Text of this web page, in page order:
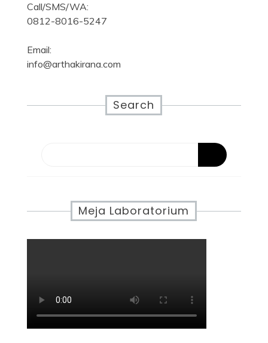
Call/SMS/WA:
0812-8016-5247
Email:
info@arthakirana.com
Search
Meja Laboratorium